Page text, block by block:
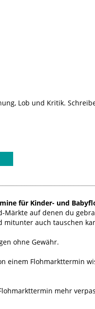
Lob und Kritik.
für Kinder- und
Märkte auf denen du
mitunter auch tauschen
ohne Gewähr.
einem Flohmarkttermin
mehr